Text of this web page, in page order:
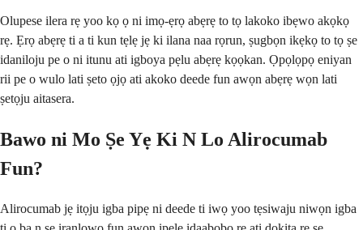
Olupese ilera rẹ yoo kọ ọ ni imọ-ẹrọ abẹrẹ to tọ lakoko ibẹwo akọkọ
rẹ. Ẹrọ abẹrẹ ti a ti kun tẹlẹ jẹ ki ilana naa rọrun, ṣugbọn ikẹkọ to tọ ṣe
idaniloju pe o ni itunu ati igboya pẹlu abẹrẹ kọọkan. Ọpọlọpọ eniyan
rii pe o wulo lati ṣeto ọjọ ati akoko deede fun awọn abẹrẹ wọn lati
ṣetọju aitasera.
Bawo ni Mo Ṣe Yẹ Ki N Lo Alirocumab
Fun?
Alirocumab jẹ itọju igba pipẹ ni deede ti iwọ yoo tẹsiwaju niwọn igba